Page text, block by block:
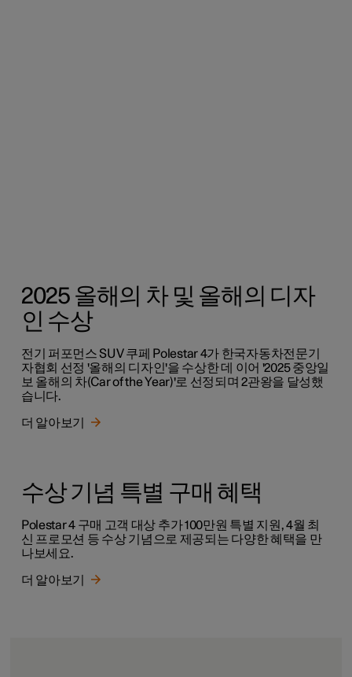
2025 올해의 차 및 올해의 디자
인 수상
전기 퍼포먼스 SUV 쿠페 Polestar 4가 한국자동차전문기
자협회 선정 '올해의 디자인'을 수상한 데 이어 '2025 중앙일
보 올해의 차(Car of the Year)'로 선정되며 2관왕을 달성했
습니다.
더 알아보기
수상 기념 특별 구매 혜택
Polestar 4 구매 고객 대상 추가 100만원 특별 지원, 4월 최
신 프로모션 등 수상 기념으로 제공되는 다양한 혜택을 만
나보세요.
더 알아보기